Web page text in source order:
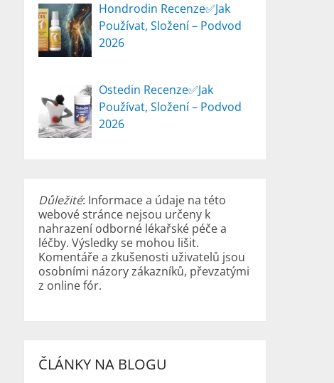
Hondrodin Recenze✅Jak
Používat, Složení – Podvod
2026
Ostedin Recenze✅Jak
Používat, Složení – Podvod
2026
Důležité: Informace a údaje na této
webové stránce nejsou určeny k
nahrazení odborné lékařské péče a
léčby. Výsledky se mohou lišit.
Komentáře a zkušenosti uživatelů jsou
osobními názory zákazníků, převzatými
z online fór.
ČLÁNKY NA BLOGU